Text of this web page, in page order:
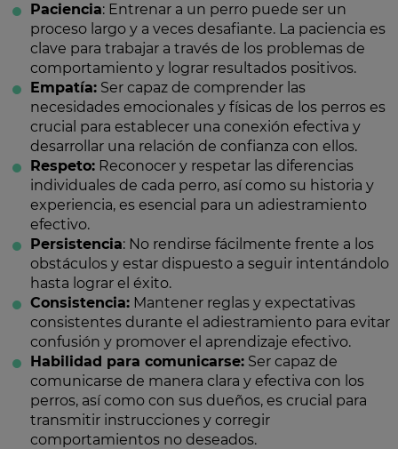
Paciencia: Entrenar a un perro puede ser un
proceso largo y a veces desafiante. La paciencia es
clave para trabajar a través de los problemas de
comportamiento y lograr resultados positivos.
Empatía: Ser capaz de comprender las
necesidades emocionales y físicas de los perros es
crucial para establecer una conexión efectiva y
desarrollar una relación de confianza con ellos.
Respeto: Reconocer y respetar las diferencias
individuales de cada perro, así como su historia y
experiencia, es esencial para un adiestramiento
efectivo.
Persistencia: No rendirse fácilmente frente a los
obstáculos y estar dispuesto a seguir intentándolo
hasta lograr el éxito.
Consistencia: Mantener reglas y expectativas
consistentes durante el adiestramiento para evitar
confusión y promover el aprendizaje efectivo.
Habilidad para comunicarse: Ser capaz de
comunicarse de manera clara y efectiva con los
perros, así como con sus dueños, es crucial para
transmitir instrucciones y corregir
comportamientos no deseados.